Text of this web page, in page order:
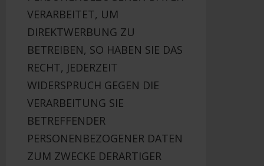
VERARBEITET, UM
DIREKTWERBUNG ZU
BETREIBEN, SO HABEN SIE DAS
RECHT, JEDERZEIT
WIDERSPRUCH GEGEN DIE
VERARBEITUNG SIE
BETREFFENDER
PERSONENBEZOGENER DATEN
ZUM ZWECKE DERARTIGER